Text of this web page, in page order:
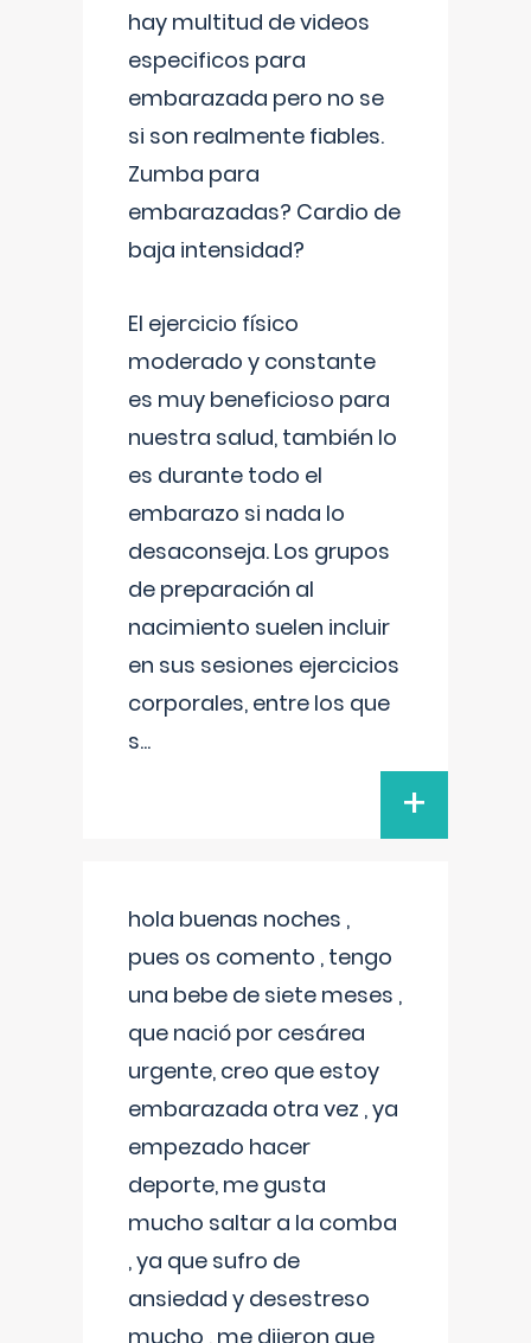
hay multitud de videos
especificos para
embarazada pero no se
si son realmente fiables.
Zumba para
embarazadas? Cardio de
baja intensidad?
El ejercicio físico
moderado y constante
es muy beneficioso para
nuestra salud, también lo
es durante todo el
embarazo si nada lo
desaconseja. Los grupos
de preparación al
nacimiento suelen incluir
en sus sesiones ejercicios
corporales, entre los que
s...
+
hola buenas noches ,
pues os comento , tengo
una bebe de siete meses ,
que nació por cesárea
urgente, creo que estoy
embarazada otra vez , ya
empezado hacer
deporte, me gusta
mucho saltar a la comba
, ya que sufro de
ansiedad y desestreso
mucho , me dijeron que